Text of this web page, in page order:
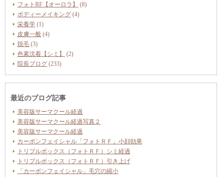
フォトRF【オーロラ】
(8)
ボディーメイキング (4)
栄養学 (1)
皮膚一般 (4)
脱毛 (3)
色素沈着【シミ】
(2)
院長ブログ (233)
最近のブログ記事
美容版サーマクール経過
美容版サーマクール経過写真２
美容版サーマクール経過
カーボンフェイシャル「フォトＲＦ」小顔効果
トリプルボックス（フォトＲＦ）シミ経過
トリプルボックス（フォトＲＦ）引き上げ
「カーボンフェイシャル」毛穴の縮小